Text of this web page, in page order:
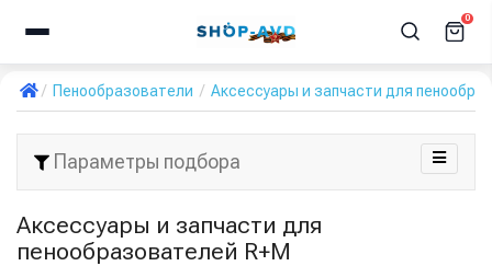
0
Пенообразователи Аксессуары и запчасти для
Параметры подбора
Аксессуары и запчасти для
пенообразователей R+M